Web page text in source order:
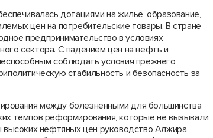
дотациями на жилье, образование,
цен на потребительские товары. В стране
предпринимательство в условиях
сектора. С падением цен на нефть и
соблюдать условия прежнего
стабильность и безопасность за
между болезненными для большинства
темпов реформирования, которые не вызывали
нефтяных цен руководство Алжира